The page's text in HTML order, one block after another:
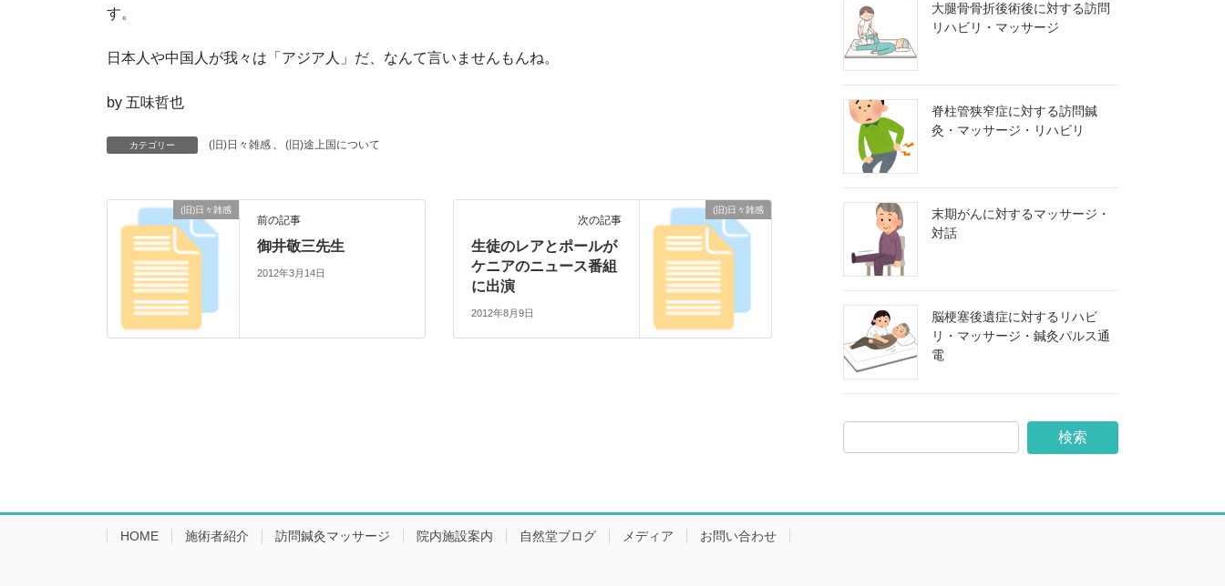
す。
日本人や中国人が我々は「アジア人」だ、なんて言いませんもんね。
by 五味哲也
カテゴリー (旧)日々雑感 、 (旧)途上国について
(旧)日々雑感
前の記事
御井敬三先生
2012年3月14日
(旧)日々雑感
次の記事
生徒のレアとポールが
ケニアのニュース番組
に出演
2012年8月9日
大腿骨骨折後術後に対する訪問
リハビリ・マッサージ
脊柱管狭窄症に対する訪問鍼
灸・マッサージ・リハビリ
末期がんに対するマッサージ・
対話
脳梗塞後遺症に対するリハビ
リ・マッサージ・鍼灸パルス通
電
HOME 施術者紹介 訪問鍼灸マッサージ 院内施設案内 自然堂ブログ メディア お問い合わせ